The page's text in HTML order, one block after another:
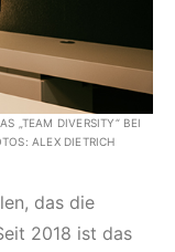
„TEAM DIVERSITY“ BEI
ALEX DIETRICH
das die
2018 ist das